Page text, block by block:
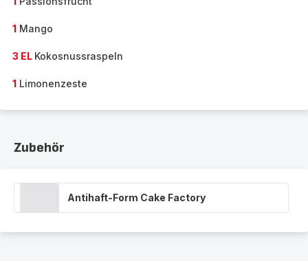
1 Mango
3 EL Kokosnussraspeln
1 Limonenzeste
Zubehör
Antihaft-Form Cake Factory